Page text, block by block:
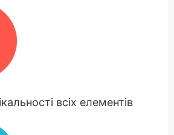
всіх елементів